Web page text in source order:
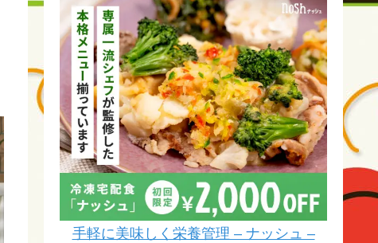
手軽に美味しく栄養管理 – ナッシュ –